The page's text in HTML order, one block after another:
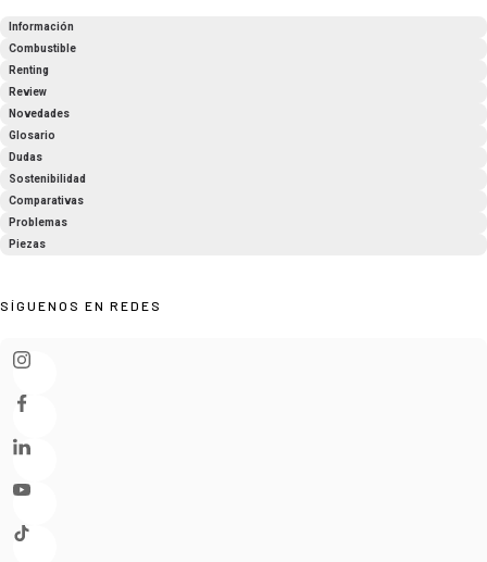
Información
Combustible
Renting
Review
Novedades
Glosario
Dudas
Sostenibilidad
Comparativas
Problemas
Piezas
SÍGUENOS EN REDES